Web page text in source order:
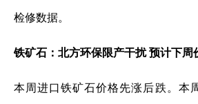
检修数据。
铁矿石：北方环保限产干扰 预计下周
本周进口铁矿石价格先涨后跌。本